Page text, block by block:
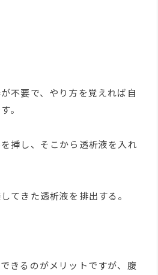
不要で、やり方を覚えれば自
。
挿し、そこから透析液を入れ
てきた透析液を排出する。
きるのがメリットですが、腹